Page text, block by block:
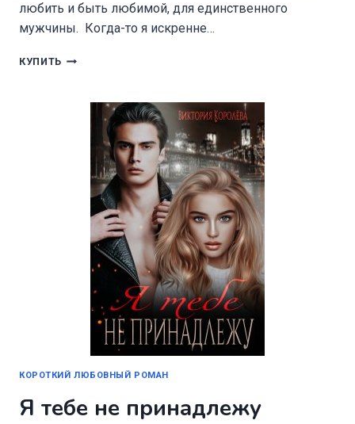
любить и быть любимой, для единственного
мужчины. Когда-то я искренне…
КУПИТЬ ПОМНИ
КОРОТКИЙ ЛЮБОВНЫЙ РОМАН
Я тебе не принадлежу